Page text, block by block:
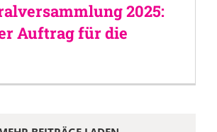
2025:
Auftrag für die